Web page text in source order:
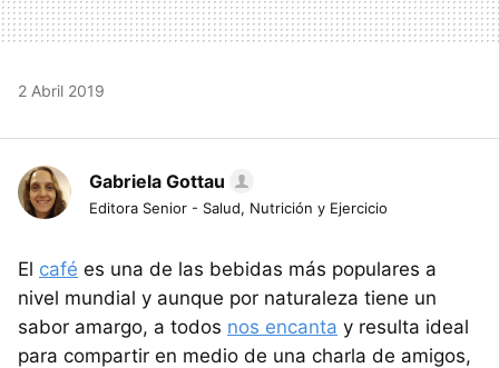
2 Abril 2019
Gabriela Gottau
Editora Senior - Salud, Nutrición y Ejercicio
El café es una de las bebidas más populares a
nivel mundial y aunque por naturaleza tiene un
sabor amargo, a todos nos encanta y resulta ideal
para compartir en medio de una charla de amigos,